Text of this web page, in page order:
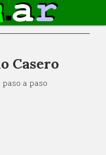
Casero
a paso